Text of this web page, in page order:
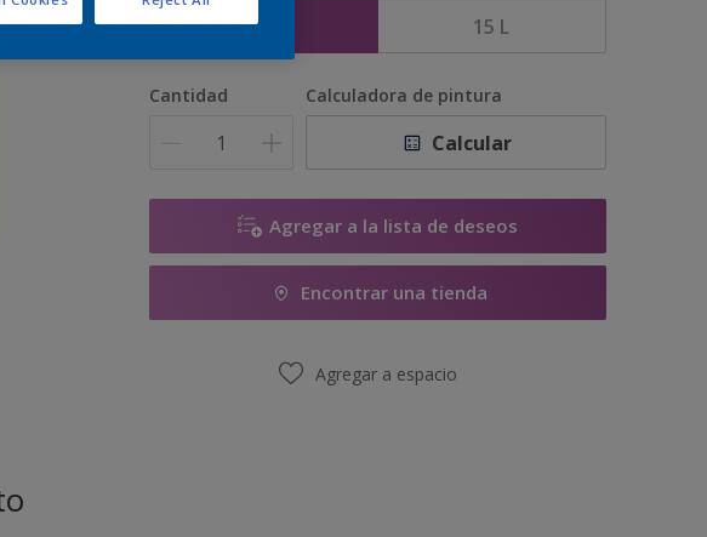
5 L 15 L
Cantidad Calculadora de pintura
Calcular
Agregar a la lista de deseos
Encontrar una tienda
Agregar a espacio